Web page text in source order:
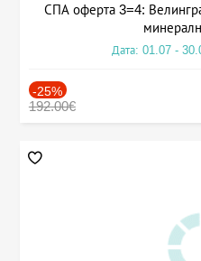
СПА оферта 3=4:
Дата: 01.07 -
-25%
192.00€